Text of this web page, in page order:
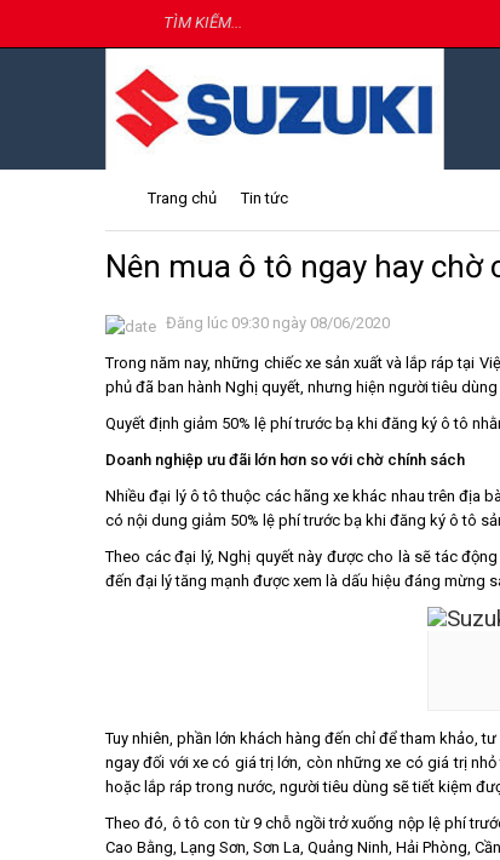
Trang chủ Tin tức
Nên mua ô tô ngay hay
Đăng lúc 09:30 ngày 08/06/2020
Trong năm nay, những chiếc xe sản xuất và lắp ráp tại
phủ đã ban hành Nghị quyết, nhưng hiện người tiêu
Quyết định giảm 50% lệ phí trước bạ khi đăng ký ô tô
Doanh nghiệp ưu đãi lớn hơn so với chờ chính sách
Nhiều đại lý ô tô thuộc các hãng xe khác nhau trên địa
có nội dung giảm 50% lệ phí trước bạ khi đăng ký ô tô
Theo các đại lý, Nghị quyết này được cho là sẽ tác
đến đại lý tăng mạnh được xem là dấu hiệu đáng mừng
Tuy nhiên, phần lớn khách hàng đến chỉ để tham khảo,
ngay đối với xe có giá trị lớn, còn những xe có giá trị
hoặc lắp ráp trong nước, người tiêu dùng sẽ tiết kiệm
Theo đó, ô tô con từ 9 chỗ ngồi trở xuống nộp lệ phí
Cao Bằng, Lạng Sơn, Sơn La, Quảng Ninh, Hải Phòng,